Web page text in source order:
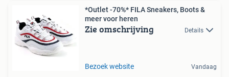
*Outlet -70%* FILA Sneakers, Boots &
meer voor heren
Zie omschrijving Details
Bezoek website Vandaag